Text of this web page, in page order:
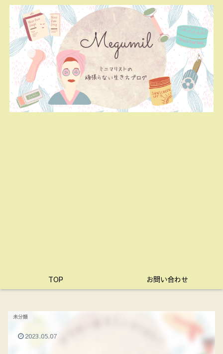
TOP お問い合わせ
未分類
2023.05.07